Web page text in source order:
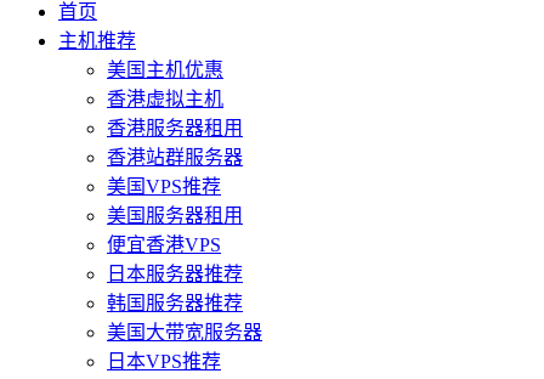
首页
主机推荐
美国主机优惠
香港虚拟主机
香港服务器租用
香港站群服务器
美国VPS推荐
美国服务器租用
便宜香港VPS
日本服务器推荐
韩国服务器推荐
美国大带宽服务器
日本VPS推荐